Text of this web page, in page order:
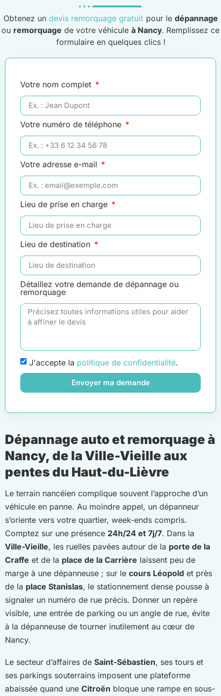
Obtenez un devis remorquage gratuit pour le dépannage
ou remorquage de votre véhicule à Nancy. Remplissez ce
formulaire en quelques clics !
Votre nom complet
Votre numéro de téléphone
Votre adresse e-mail
Lieu de prise en charge
Lieu de destination
Détaillez votre demande de dépannage ou
remorquage
J'accepte la politique de confidentialité.
Envoyer ma demande
Dépannage auto et remorquage à
Nancy, de la Ville-Vieille aux
pentes du Haut-du-Lièvre
Le terrain nancéien complique souvent l’approche d’un
véhicule en panne. Au moindre appel, un dépanneur
s’oriente vers votre quartier, week-ends compris.
Comptez sur une présence 24h/24 et 7j/7. Dans la
Ville-Vieille, les ruelles pavées autour de la porte de la
Craffe et de la place de la Carrière laissent peu de
marge à une dépanneuse ; sur le cours Léopold et près
de la place Stanislas, le stationnement dense pousse à
signaler un numéro de rue précis. Donner un repère
visible, une entrée de parking ou un angle de rue, évite
à la dépanneuse de tourner inutilement au cœur de
Nancy.
Le secteur d’affaires de Saint-Sébastien, ses tours et
ses parkings souterrains imposent une plateforme
abaissée quand une Citroën bloque une rampe en sous-